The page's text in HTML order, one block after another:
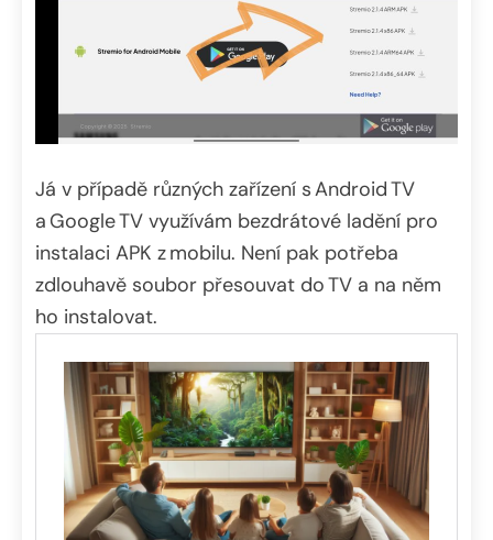
Já v případě různých zařízení s Android TV
a Google TV využívám bezdrátové ladění pro
instalaci APK z mobilu. Není pak potřeba
zdlouhavě soubor přesouvat do TV a na něm
ho instalovat.